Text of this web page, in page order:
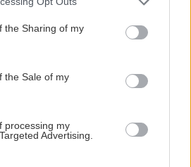
usage behaviour. You may click to
Google and its third-party tags to
specified purposes in below Google
the Sharing of my
the Sale of my
processing my
Advertising.
μην παραλείψεις να
cookies του Δημήτρη
–και ειδικά το Double
butter. Ο espresso ξεκινά
από 2,70€, τα bagel από